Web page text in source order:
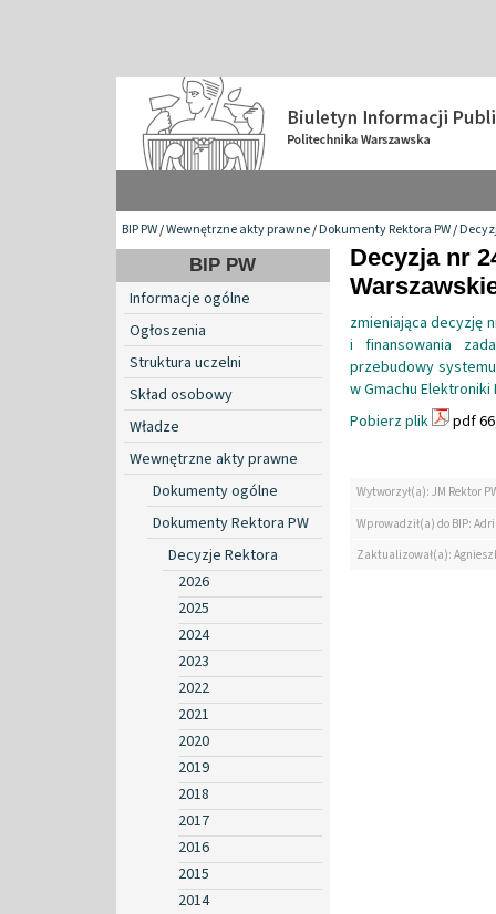
BIP PW/Wewnętrzne akty prawne/Dokumenty Rektora PW/
BIP PW
Informacje ogólne
Ogłoszenia
Struktura uczelni
Skład osobowy
Władze
Wewnętrzne akty prawne
Dokumenty ogólne
Dokumenty Rektora PW
Decyzje Rektora
2026
2025
2024
2023
2022
2021
2020
2019
2018
2017
2016
2015
2014
Decyzja nr
zmieniająca decyzję
i finansowania
przebudowy
w Gmachu
Pobierz plik
pdf
Wytworzył(a): JM Rektor
Wprowadził(a) do BIP:
Zaktualizował(a):